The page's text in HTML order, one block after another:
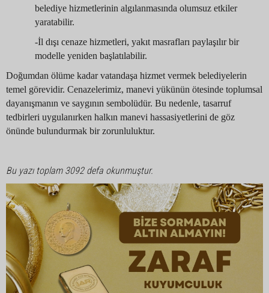
belediye hizmetlerinin algılanmasında olumsuz etkiler
yaratabilir.
-İl dışı cenaze hizmetleri, yakıt masrafları paylaşılır bir
modelle yeniden başlatılabilir.
Doğumdan ölüme kadar vatandaşa hizmet vermek belediyelerin
temel görevidir. Cenazelerimiz, manevi yükünün ötesinde toplumsal
dayanışmanın ve saygının sembolüdür. Bu nedenle, tasarruf
tedbirleri uygulanırken halkın manevi hassasiyetlerini de göz
önünde bulundurmak bir zorunluluktur.
Bu yazı toplam 3092 defa okunmuştur.